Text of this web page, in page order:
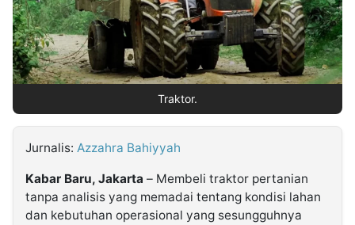
Follow
Kabarbaru
Traktor.
Jurnalis: Azzahra Bahiyyah
Kabar Baru, Jakarta – Membeli traktor pertanian
tanpa analisis yang memadai tentang kondisi lahan
dan kebutuhan operasional yang sesungguhnya